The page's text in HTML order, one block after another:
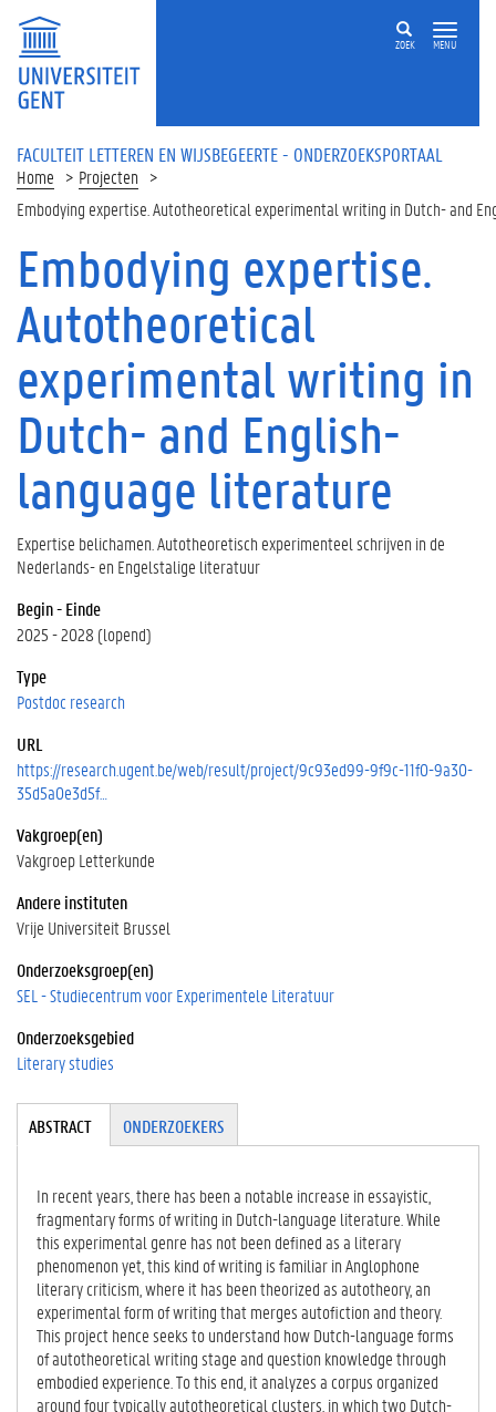
Overslaan en naar de inhoud gaan
ZOEK MENU
FACULTEIT LETTEREN EN WIJSBEGEERTE - ONDERZOEKSPORTAAL
Home
Projecten
Embodying expertise. Autotheoretical experimental writing in Dutch- and
Embodying expertise.
Autotheoretical
experimental writing in
Dutch- and English-
language literature
Expertise belichamen. Autotheoretisch experimenteel schrijven in de
Nederlands- en Engelstalige literatuur
Begin - Einde
2025 - 2028 (lopend)
Type
Postdoc research
URL
https://research.ugent.be/web/result/project/9c93ed99-9f9c-11f0-9a30-
35d5a0e3d5f…
Vakgroep(en)
Vakgroep Letterkunde
Andere instituten
Vrije Universiteit Brussel
Onderzoeksgroep(en)
SEL - Studiecentrum voor Experimentele Literatuur
Onderzoeksgebied
Literary studies
Tabgroup
ABSTRACT(A
VE
TA
BB
LA
D)
ONDERZOEKERS
In recent years, there has been a notable increase in essayistic,
fragmentary forms of writing in Dutch-language literature. While
this experimental genre has not been defined as a literary
phenomenon yet, this kind of writing is familiar in Anglophone
literary criticism, where it has been theorized as autotheory, an
experimental form of writing that merges autofiction and theory.
This project hence seeks to understand how Dutch-language forms
of autotheoretical writing stage and question knowledge through
embodied experience. To this end, it analyzes a corpus organized
around four typically autotheoretical clusters, in which two Dutch-